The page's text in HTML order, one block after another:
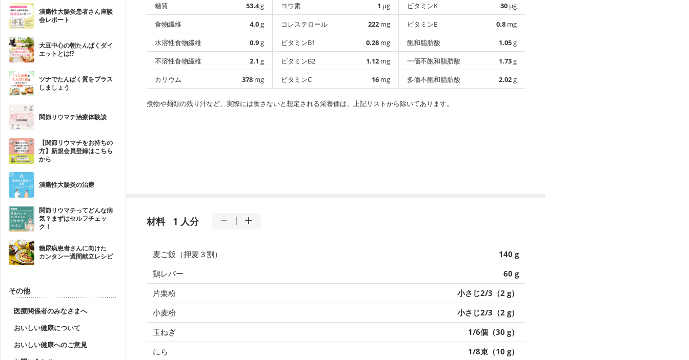
潰瘍性大腸炎患者さん座談
会レポート
大豆中心の朝たんぱくダイ
エットとは!?
ツナでたんぱく質をプラス
しましょう
関節リウマチ治療体験談
【関節リウマチをお持ちの
方】新規会員登録はこちら
から
潰瘍性大腸炎の治療
関節リウマチってどんな病
気？まずはセルフチェッ
ク！
糖尿病患者さんに向けた
カンタン一週間献立レシピ
その他
医療関係者のみなさまへ
おいしい健康について
おいしい健康へのご意見
糖質
53.4g
食物繊維
4.0g
水溶性食物繊維
0.9g
不溶性食物繊維
2.1 g
カリウム
378 mg
ヨウ素
1 µg
コレステロール
222 mg
ビタミンB1
0.28 mg
ビタミンB2
1.12 mg
ビタミンC
16 mg
ビタミンK
30 µg
ビタミンE
0.8 mg
飽和脂肪酸
1.05g
一価不飽和脂肪酸
1.73g
多価不飽和脂肪酸
2.02g
煮物や麺類の残り汁など、実際には食さないと想定される栄養価は、上記リストから除いてあります。
材料 1 人分
麦ご飯（押麦３割）
140 g
鶏レバー
60 g
片栗粉
小さじ2/3（2 g）
小麦粉
小さじ2/3（2 g）
玉ねぎ
1/6個（30 g）
にら
1/8束（10 g）